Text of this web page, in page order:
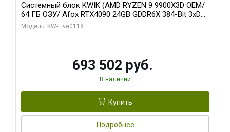
Системный блок KWIK (AMD RYZEN 9 9900X3D OEM/
64 ГБ ОЗУ/ Afox RTX4090 24GB GDDR6X 384-Bit 3xDP
HDMI ATX Turbo/ 960 ГБ SSD)
Модель: KW-Live0118
693 502 руб.
В наличии
Купить
Подробнее